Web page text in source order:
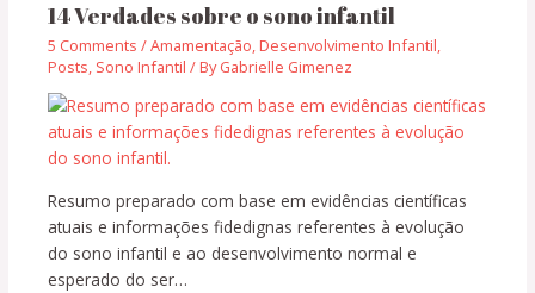
14 Verdades sobre o sono infantil
5 Comments /Amamentação, Desenvolvimento Infantil,
Posts, Sono Infantil / ByGabrielle Gimenez
Resumo preparado com base em evidências científicas
atuais e informações fidedignas referentes à evolução
do sono infantil e ao desenvolvimento normal e
esperado do ser…